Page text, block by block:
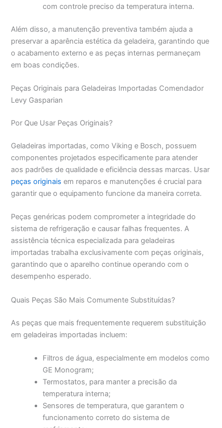
com controle preciso da temperatura interna.
Além disso, a manutenção preventiva também ajuda a
preservar a aparência estética da geladeira, garantindo que
o acabamento externo e as peças internas permaneçam
em boas condições.
Peças Originais para Geladeiras Importadas Comendador
Levy Gasparian
Por Que Usar Peças Originais?
Geladeiras importadas, como Viking e Bosch, possuem
componentes projetados especificamente para atender
aos padrões de qualidade e eficiência dessas marcas. Usar
peças originais em reparos e manutenções é crucial para
garantir que o equipamento funcione da maneira correta.
Peças genéricas podem comprometer a integridade do
sistema de refrigeração e causar falhas frequentes. A
assistência técnica especializada para geladeiras
importadas trabalha exclusivamente com peças originais,
garantindo que o aparelho continue operando com o
desempenho esperado.
Quais Peças São Mais Comumente Substituídas?
As peças que mais frequentemente requerem substituição
em geladeiras importadas incluem:
Filtros de água, especialmente em modelos como
GE Monogram;
Termostatos, para manter a precisão da
temperatura interna;
Sensores de temperatura, que garantem o
funcionamento correto do sistema de